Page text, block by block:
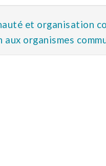
et organisation
aux organismes